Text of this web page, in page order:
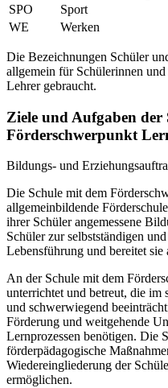
SPO
Sport
WE
Werken
Die Bezeichnungen Schüler
allgemein für Schülerinnen
Lehrer gebraucht.
Ziele und Aufgaben der
Förderschwerpunkt
Bildungs- und
Die Schule mit dem
allgemeinbildende
ihrer Schüler angemessene
Schüler zur selbstständigen
Lebensführung und bereitet
An der Schule mit dem
unterrichtet und betreut, die im
und schwerwiegend
Förderung und weitgehende
Lernprozessen benötigen. Die
förderpädagogische
Wiedereingliederung der
ermöglichen.